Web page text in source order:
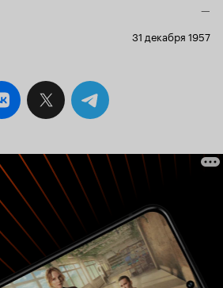
—
31 декабря 1957